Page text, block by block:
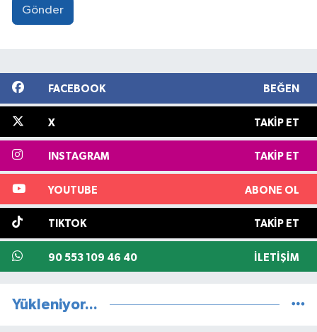
Gönder
FACEBOOK BEĞEN
X TAKIP ET
INSTAGRAM TAKIP ET
YOUTUBE ABONE OL
TIKTOK TAKIP ET
90 553 109 46 40 İLETIŞIM
Yükleniyor...